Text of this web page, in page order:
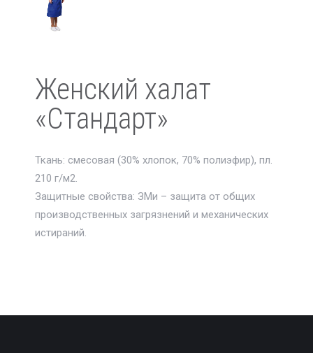
Женский халат
«Стандарт»
Ткань: смесовая (30% хлопок, 70% полиэфир), пл.
210 г/м2.
Защитные свойства: ЗМи – защита от общих
производственных загрязнений и механических
истираний.